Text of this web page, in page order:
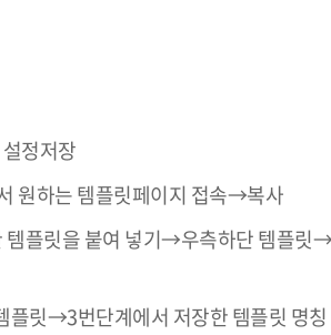
정저장
원하는 템플릿페이지 접속→복사
플릿을 붙여 넣기→우측하단 템플
릿→3번단계에서 저장한 템플릿 명